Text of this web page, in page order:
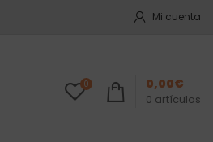
Mi cuenta
0
0 artículos
0,00€